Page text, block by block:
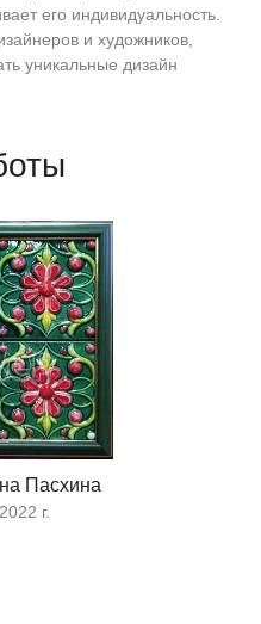
его индивидуальность.
и художников,
уникальные дизайн
Пасхина
г.